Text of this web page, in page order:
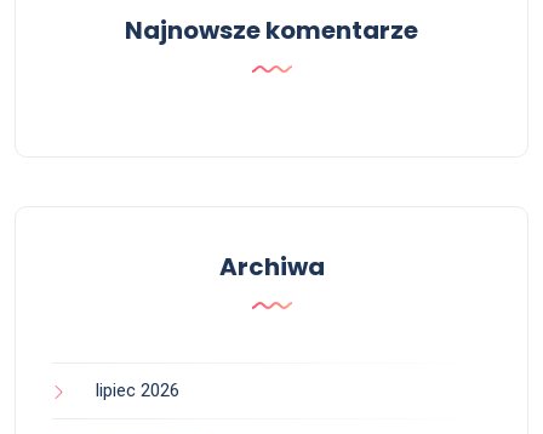
Najnowsze komentarze
Archiwa
lipiec 2026